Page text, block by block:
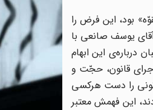
بود، این فرض را
یوسف صانعی با
درباره‌ی این ابهام
قانون، حجّت و
را دست هرکسی
این فهمش معتبر